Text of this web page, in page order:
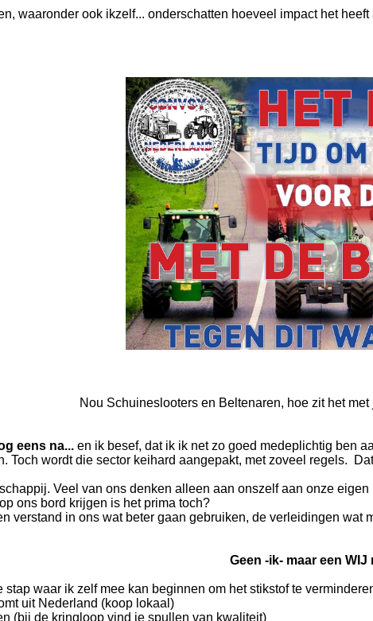
waaronder ook ikzelf... onderschatten hoeveel impact het
Nou Schuineslooters en Beltenaren, hoe zit het
eens na... en ik besef, dat ik ik net zo goed medeplichtig ben
Toch wordt die sector keihard aangepakt, met zoveel regels.
Veel van ons denken alleen aan onszelf aan onze
ons bord krijgen is het prima toch?
verstand in ons wat beter gaan gebruiken, de verleidingen
Geen -ik- maar een
waar ik zelf mee kan beginnen om het stikstof te
uit Nederland (koop lokaal)
(bij de kringloop vind je spullen van kwaliteit)